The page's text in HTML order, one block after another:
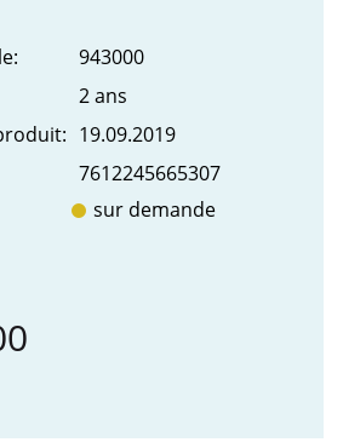
943000
2 ans
19.09.2019
7612245665307
sur demande